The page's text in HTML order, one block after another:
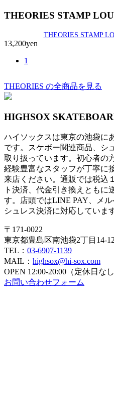
THEORIES STAMP
THEORIES STAMP
13,200yen
1
THEORIES の全商品を見る
HIGHSOX
ハイソックスは東京の池袋に
です。スケボー関連商品、シ
取り扱っています。初心者の
経験豊富なスタッフが丁寧に
来店ください。通販では税込
ト決済、代金引き換えともに
す。店頭ではLINE PAY、メ
シュレス決済に対応しています
〒171-0022
東京都豊島区南池袋2丁目14-
TEL： 03-6907-1139
MAIL： highsox@hi-sox.com
OPEN 12:00-20:00（定休日なし
お問い合わせフォーム